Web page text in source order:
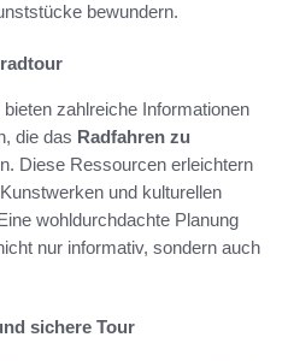
bewundern.
zahlreiche Informationen
die das Radfahren zu
Diese Ressourcen erleichtern
und kulturellen
wohldurchdachte Planung
nur informativ, sondern auch
sichere Tour